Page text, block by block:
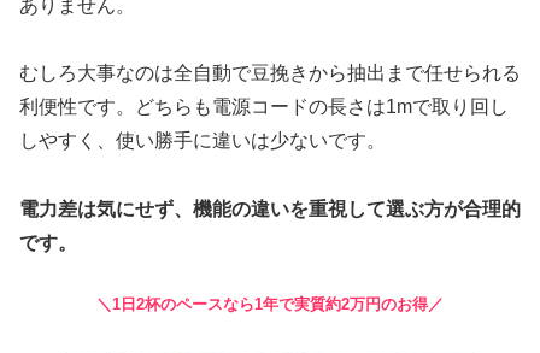
ありません。
むしろ大事なのは全自動で豆挽きから抽出まで任せられる
利便性です。どちらも電源コードの長さは1mで取り回し
しやすく、使い勝手に違いは少ないです。
電力差は気にせず、機能の違いを重視して選ぶ方が合理的
です。
＼1日2杯のペースなら1年で実質約2万円のお得／